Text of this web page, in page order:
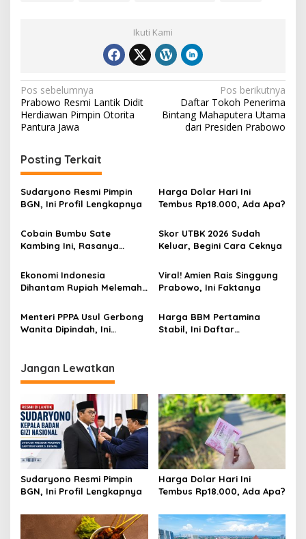
Ikuti Kami
Navigasi
pos
Pos sebelumnya
Prabowo Resmi Lantik Didit
Herdiawan Pimpin Otorita
Pantura Jawa
Pos berikutnya
Daftar Tokoh Penerima
Bintang Mahaputera Utama
dari Presiden Prabowo
Posting Terkait
Sudaryono Resmi Pimpin
BGN, Ini Profil Lengkapnya
Harga Dolar Hari Ini
Tembus Rp18.000, Ada Apa?
Cobain Bumbu Sate
Kambing Ini, Rasanya
Skor UTBK 2026 Sudah
Keluar, Begini Cara Ceknya
Ekonomi Indonesia
Dihantam Rupiah Melemah,
Viral! Amien Rais Singgung
Prabowo, Ini Faktanya
Menteri PPPA Usul Gerbong
Wanita Dipindah, Ini
Harga BBM Pertamina
Stabil, Ini Daftar
Jangan Lewatkan
Sudaryono Resmi Pimpin
BGN, Ini Profil Lengkapnya
Harga Dolar Hari Ini
Tembus Rp18.000, Ada Apa?